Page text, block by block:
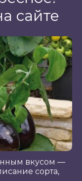
сайте
вкусом —
сорта,